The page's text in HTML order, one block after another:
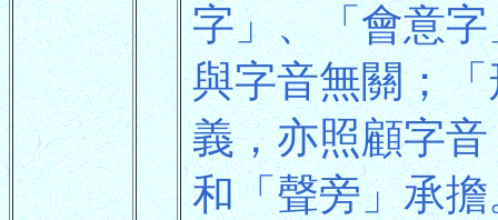
字」、「會意
與字音無關；
義，亦照顧字
和「聲旁」承